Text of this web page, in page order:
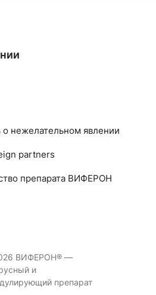
нежелательном явлении
partners
препарата ВИФЕРОН
ВИФЕРОН® —
и
препарат